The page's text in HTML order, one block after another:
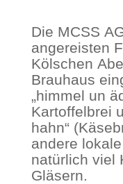
Die MCSS
angereisten
Kölschen
Brauhaus
„himmel un
Kartoffelbrei
hahn“
andere
natürlich viel
Gläsern.